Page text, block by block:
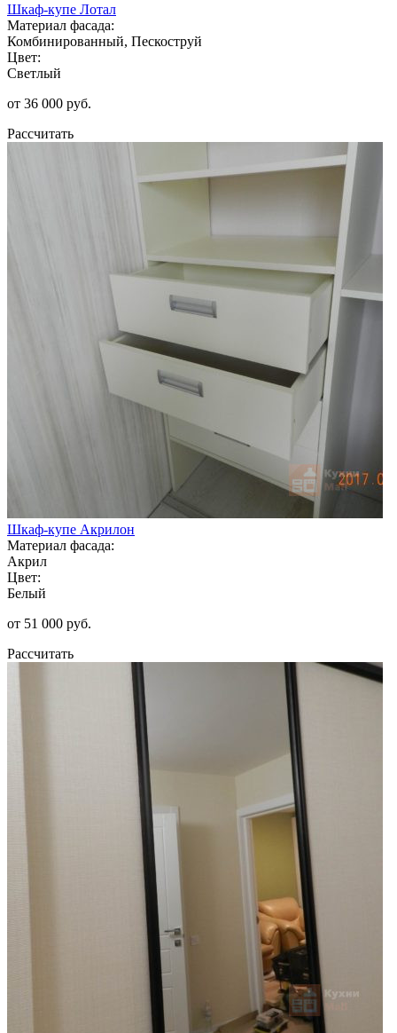
Шкаф-купе Лотал
Материал фасада:
Комбинированный, Пескоструй
Цвет:
Светлый
от 36 000 руб.
Рассчитать
Шкаф-купе Акрилон
Материал фасада:
Акрил
Цвет:
Белый
от 51 000 руб.
Рассчитать